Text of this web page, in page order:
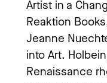
Artist in a
Reaktion
Jeanne
into Art.
Renaissance